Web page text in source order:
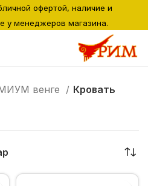
венге
Кровать
офертой, наличие и
у менеджеров магазина.